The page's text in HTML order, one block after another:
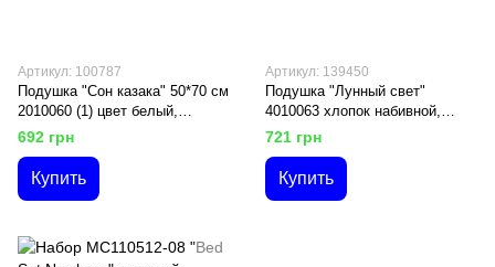
Артикул: 100787
Подушка "Сон казака" 50*70 см
2010060 (1) цвет белый,
микрофибра стеганая,
"Homefort"
692 грн
Купить
Артикул: 139450
Подушка "Лунный свет"
4010063 хлопок набивной,
силиконизированное волокно,
70*70 см., цветная (1)
"Homefort"
721 грн
Купить